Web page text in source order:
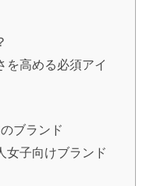
を高める必須アイ
ブランド
女子向けブランド